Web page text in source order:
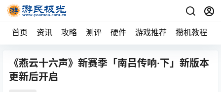
首页 资讯 攻略 测评 硬件 游戏推荐 攒机教程
《燕云十六声》新赛季「南吕传响·下」新版本
更新后开启